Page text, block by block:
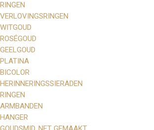
RINGEN
VERLOVINGSRINGEN
WITGOUD
ROSÉGOUD
GEELGOUD
PLATINA
BICOLOR
HERINNERINGSSIERADEN
RINGEN
ARMBANDEN
HANGER